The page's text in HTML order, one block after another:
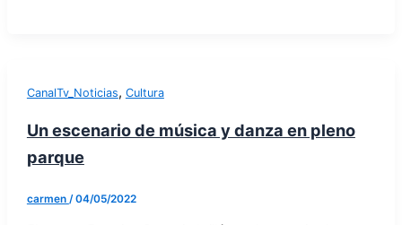
CanalTv_Noticias, Cultura
Un escenario de música y danza en pleno
parque
carmen /04/05/2022